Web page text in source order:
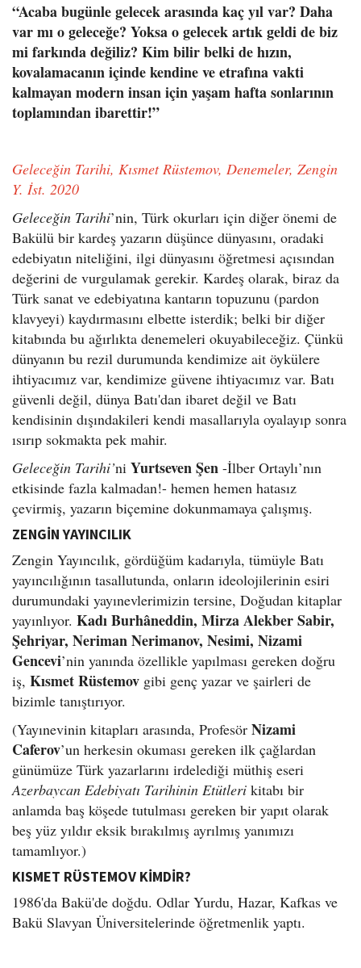
“Acaba bugünle gelecek arasında kaç yıl var? Daha
var mı o geleceğe? Yoksa o gelecek artık geldi de biz
mi farkında değiliz? Kim bilir belki de hızın,
kovalamacanın içinde kendine ve etrafına vakti
kalmayan modern insan için yaşam hafta sonlarının
toplamından ibarettir!”
Geleceğin Tarihi, Kısmet Rüstemov, Denemeler, Zengin
Y. İst. 2020
Geleceğin Tarihi’nin, Türk okurları için diğer önemi de
Bakülü bir kardeş yazarın düşünce dünyasını, oradaki
edebiyatın niteliğini, ilgi dünyasını öğretmesi açısından
değerini de vurgulamak gerekir. Kardeş olarak, biraz da
Türk sanat ve edebiyatına kantarın topuzunu (pardon
klavyeyi) kaydırmasını elbette isterdik; belki bir diğer
kitabında bu ağırlıkta denemeleri okuyabileceğiz. Çünkü
dünyanın bu rezil durumunda kendimize ait öykülere
ihtiyacımız var, kendimize güvene ihtiyacımız var. Batı
güvenli değil, dünya Batı'dan ibaret değil ve Batı
kendisinin dışındakileri kendi masallarıyla oyalayıp sonra
ısırıp sokmakta pek mahir.
Geleceğin Tarihi’ni Yurtseven Şen -İlber Ortaylı’nın
etkisinde fazla kalmadan!- hemen hemen hatasız
çevirmiş, yazarın biçemine dokunmamaya çalışmış.
ZENGİN YAYINCILIK
Zengin Yayıncılık, gördüğüm kadarıyla, tümüyle Batı
yayıncılığının tasallutunda, onların ideolojilerinin esiri
durumundaki yayınevlerimizin tersine, Doğudan kitaplar
yayınlıyor. Kadı Burhâneddin, Mirza Alekber Sabir,
Şehriyar, Neriman Nerimanov, Nesimi, Nizami
Gencevi’nin yanında özellikle yapılması gereken doğru
iş, Kısmet Rüstemov gibi genç yazar ve şairleri de
bizimle tanıştırıyor.
(Yayınevinin kitapları arasında, Profesör Nizami
Caferov’un herkesin okuması gereken ilk çağlardan
günümüze Türk yazarlarını irdelediği müthiş eseri
Azerbaycan Edebiyatı Tarihinin Etütleri kitabı bir
anlamda baş köşede tutulması gereken bir yapıt olarak
beş yüz yıldır eksik bırakılmış ayrılmış yanımızı
tamamlıyor.)
KISMET RÜSTEMOV KİMDİR?
1986'da Bakü'de doğdu. Odlar Yurdu, Hazar, Kafkas ve
Bakü Slavyan Üniversitelerinde öğretmenlik yaptı.